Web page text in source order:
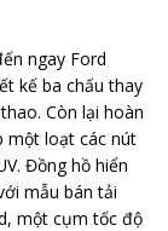
ngay Ford
kế ba chấu thay
Còn lại hoàn
một loạt các nút
Đồng hồ hiển
mẫu bán tải
một cụm tốc độ